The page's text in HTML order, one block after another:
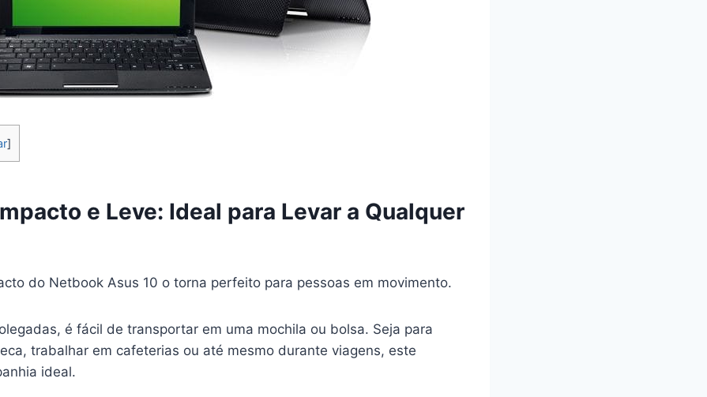
]
e Leve: Ideal para Levar a Qualquer
do Netbook Asus 10 o torna perfeito para pessoas em movimento.
é fácil de transportar em uma mochila ou bolsa. Seja para
trabalhar em cafeterias ou até mesmo durante viagens, este
ideal.